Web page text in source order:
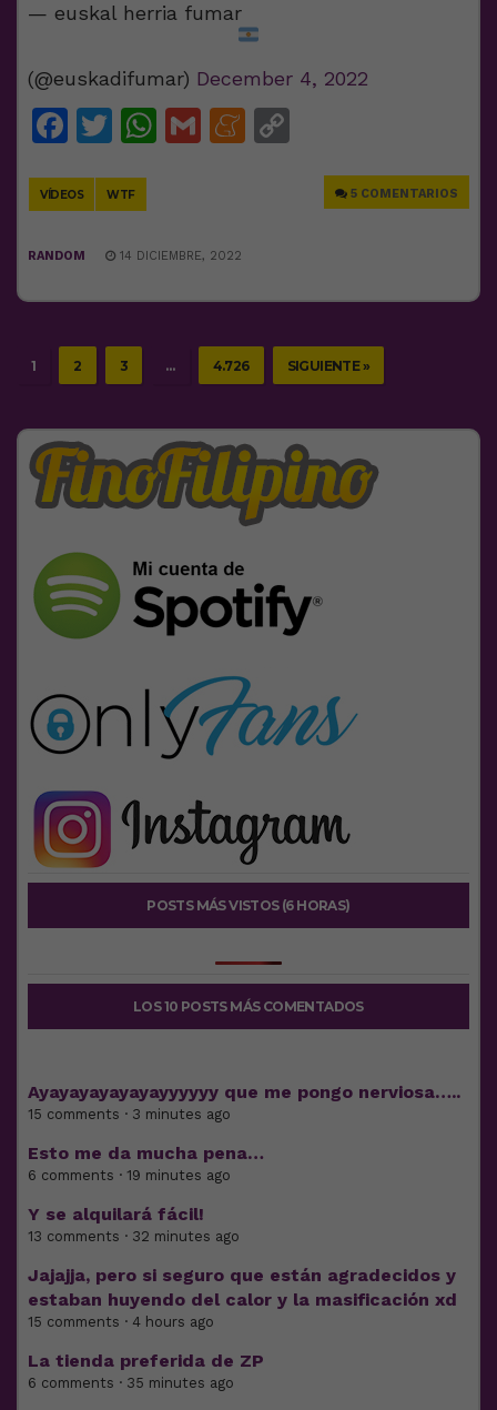
— euskal herria fumar
(@euskadifumar) December 4, 2022
Facebook
Twitter
WhatsApp
GmailMeneame
VÍDEOS WTF 5 COMENTARIOS
RANDOM 14 DICIEMBRE, 2022
1 2 3 … 4.726 SIGUIENTE »
POSTS MÁS VISTOS (6 HORAS)
LOS 10 POSTS MÁS COMENTADOS
Ayayayayayayayyyyyy que me pongo nerviosa…..
15 comments · 3 minutes ago
Esto me da mucha pena…
6 comments · 19 minutes ago
Y se alquilará fácil!
13 comments · 32 minutes ago
Jajajja, pero si seguro que están agradecidos y
estaban huyendo del calor y la masificación xd
15 comments · 4 hours ago
La tienda preferida de ZP
6 comments · 35 minutes ago